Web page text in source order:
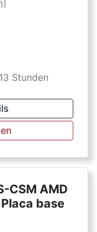
Stunden
CSM AMD
base